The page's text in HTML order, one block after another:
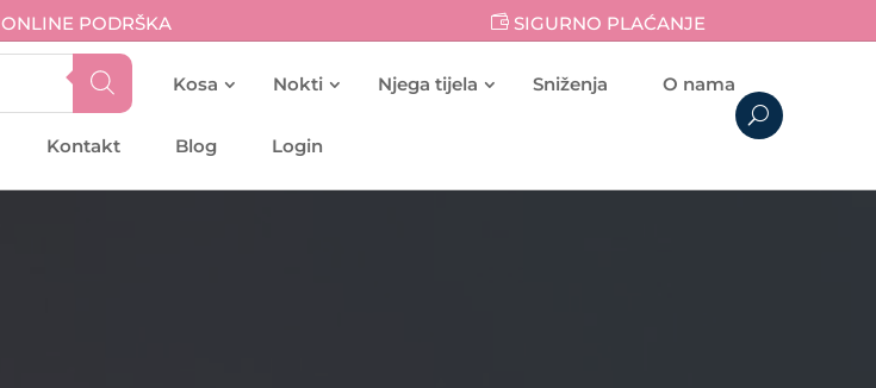
ONLINE PODRŠKA SIGURNO PLAĆANJE
Kosa Nokti Njega tijela Sniženja O nama
Kontakt Blog Login